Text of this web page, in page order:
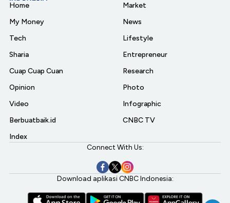
Home
My Money
Tech
Sharia
Cuap Cuap Cuan
Opinion
Video
Berbuatbaik.id
Index
Market
News
Lifestyle
Entrepreneur
Research
Photo
Infographic
CNBC TV
Connect With Us:
Download aplikasi CNBC Indonesia: